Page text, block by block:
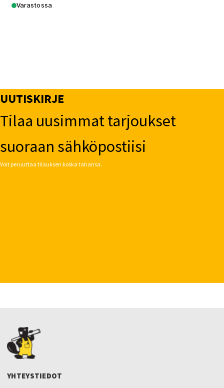
Varastossa
UUTISKIRJE
Tilaa uusimmat tarjoukset
suoraan sähköpostiisi
Voit peruuttaa tilauksen koska tahansa.
YHTEYSTIEDOT